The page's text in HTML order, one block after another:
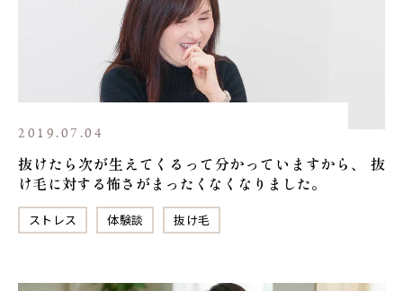
2019.07.04
抜けたら次が生えてくるって分かっていますから、 抜
け毛に対する怖さがまったくなくなりました。
ストレス 体験談 抜け毛